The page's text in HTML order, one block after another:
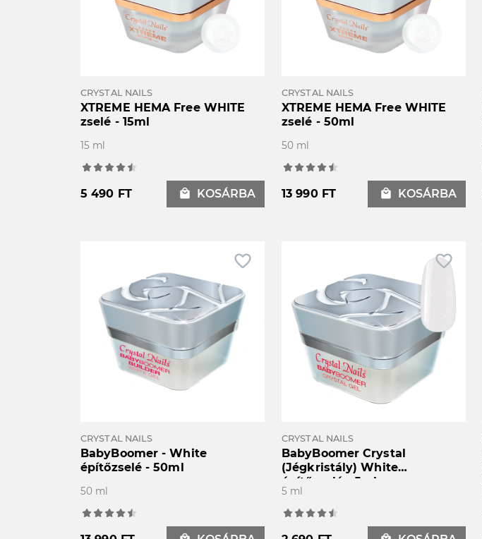
CRYSTAL NAILS
XTREME HEMA Free WHITE
zselé - 15ml
15 ml
5 490 FT local_mall KOSÁRBA
CRYSTAL NAILS
XTREME HEMA Free WHITE
zselé - 50ml
50 ml
13 990 FT local_mall KOSÁRBA
favorite_border
CRYSTAL NAILS
BabyBoomer - White
építőzselé - 50ml
50 ml
favorite_border
CRYSTAL NAILS
BabyBoomer Crystal
(Jégkristály) White
építőzselé - 5ml
5 ml